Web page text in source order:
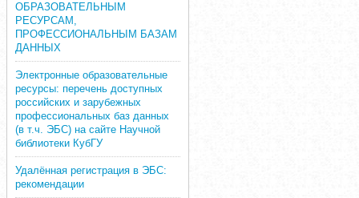
ОБРАЗОВАТЕЛЬНЫМ
РЕСУРСАМ,
ПРОФЕССИОНАЛЬНЫМ БАЗАМ
ДАННЫХ
Электронные образовательные
ресурсы: перечень доступных
российских и зарубежных
профессиональных баз данных
(в т.ч. ЭБС) на сайте Научной
библиотеки КубГУ
Удалённая регистрация в ЭБС:
рекомендации